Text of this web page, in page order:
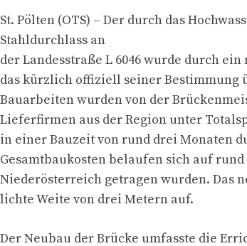
St. Pölten (OTS) – Der durch das
Stahldurchlass an
der Landesstraße L 6046 wurde durch
das kürzlich offiziell seiner Bestimmung
Bauarbeiten wurden von der
Lieferfirmen aus der Region unter
in einer Bauzeit von rund drei Monaten
Gesamtbaukosten belaufen sich auf rund
Niederösterreich getragen wurden. Das
lichte Weite von drei Metern auf.
Der Neubau der Brücke umfasste die